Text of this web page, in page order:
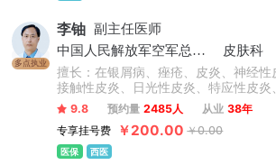
多点执业
李铀 副主任医师
中国人民解放军空军总医院
皮肤科
擅长：在银屑病、痤疮、皮炎、神经性
接触性皮炎、日光性皮炎、特应性皮炎
性荨麻疹、急性荨麻疹、丘疹性荨麻疹
心身性皮肤病诊治方面有独到的见解和
9.8 预约量 2485人 从业 38年
专享挂号费
￥200.00 ￥0.00
医保 西医